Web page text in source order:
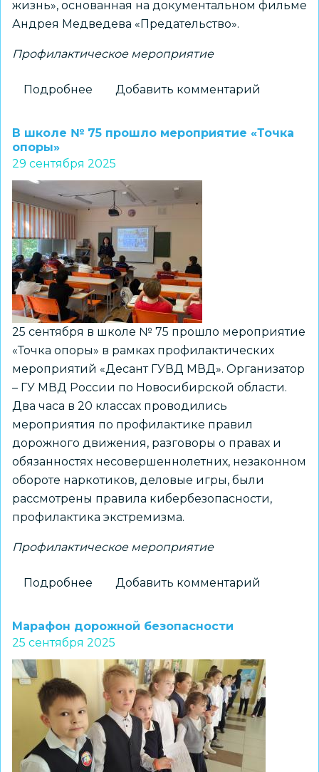
жизнь», основанная на документальном фильме
Андрея Медведева «Предательство».
Профилактическое мероприятие
Подробнее
работа
подростками
через
формат
кинодискуссии
Добавить комментарий
В школе № 75 прошло мероприятие «Точка
опоры»
29 сентября 2025
25 сентября в школе № 75 прошло мероприятие
«Точка опоры» в рамках профилактических
мероприятий «Десант ГУВД МВД». Организатор
– ГУ МВД России по Новосибирской области.
Два часа в 20 классах проводились
мероприятия по профилактике правил
дорожного движения, разговоры о правах и
обязанностях несовершеннолетних, незаконном
обороте наркотиков, деловые игры, были
рассмотрены правила кибербезопасности,
профилактика экстремизма.
Профилактическое мероприятие
Подробнее
№
75
прошло
мероприятие
«Точка
опоры»
Добавить комментарий
Марафон дорожной безопасности
25 сентября 2025